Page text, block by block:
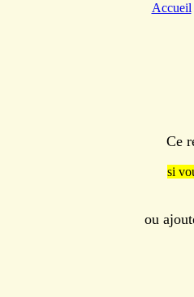
Accueil
Ce
si
ou